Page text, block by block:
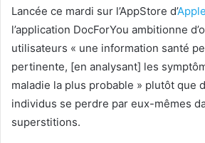
Lancée ce mardi sur l’AppStore d’Apple
l’application DocForYou ambitionne
utilisateurs « une information santé
pertinente, [en analysant] les
maladie la plus probable » plutôt que
individus se perdre par eux-mêmes
superstitions.